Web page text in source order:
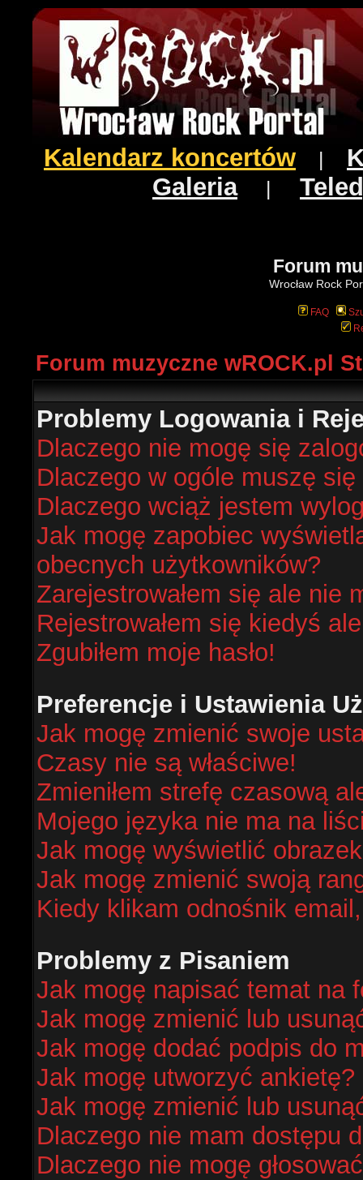
Kalendarz koncertów
Galeria|
Forum
Wrocław Rock
FAQ
Forum muzyczne wROCK.pl
Problemy Logowania i
Dlaczego nie mogę się
Dlaczego w ogóle muszę
Dlaczego wciąż jestem
Jak mogę zapobiec
obecnych użytkowników?
Zarejestrowałem się ale nie
Rejestrowałem się kiedyś
Zgubiłem moje hasło!
Preferencje i Ustawienia
Jak mogę zmienić swoje
Czasy nie są właściwe!
Zmieniłem strefę czasową
Mojego języka nie ma na
Jak mogę wyświetlić
Jak mogę zmienić swoją
Kiedy klikam odnośnik
Problemy z Pisaniem
Jak mogę napisać temat na
Jak mogę zmienić lub
Jak mogę dodać podpis do
Jak mogę utworzyć ankietę?
Jak mogę zmienić lub
Dlaczego nie mam dostępu
Dlaczego nie mogę